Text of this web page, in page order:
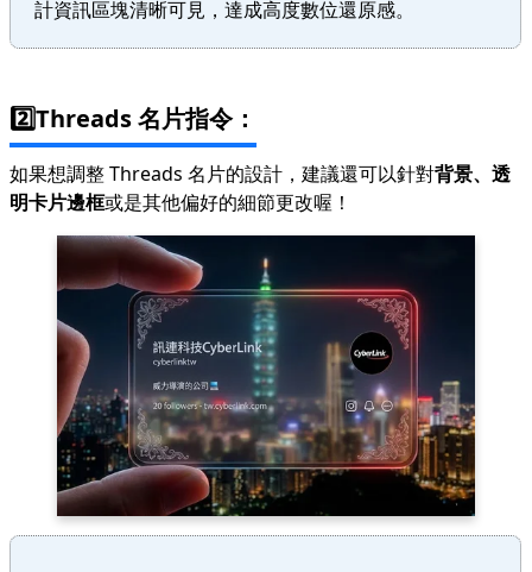
計資訊區塊清晰可見，達成高度數位還原感。
2️⃣Threads 名片指令：
如果想調整 Threads 名片的設計，建議還可以針對背景、透
明卡片邊框或是其他偏好的細節更改喔！